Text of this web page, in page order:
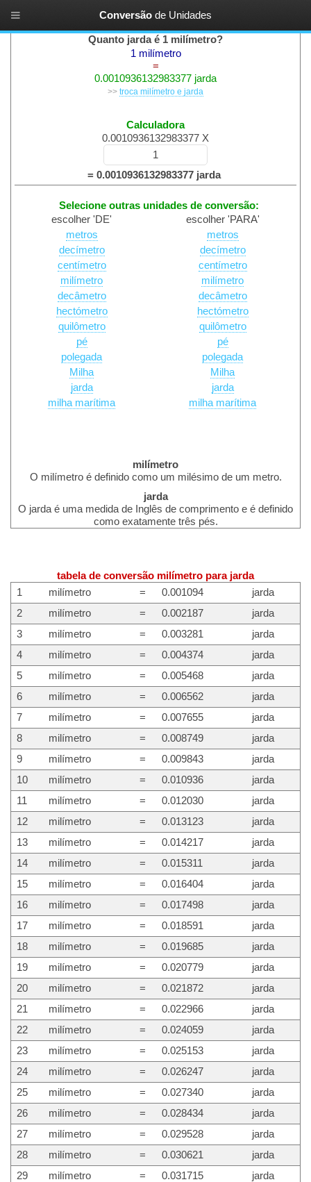
Quanto jarda é 1 milímetro?
1 milímetro
=
0.0010936132983377 jarda
>> troca milímetro e jarda
Calculadora
0.0010936132983377 X
= 0.0010936132983377 jarda
Selecione outras unidades de conversão:
escolher 'DE'
escolher 'PARA'
metros
decímetro
centímetro
milímetro
decâmetro
hectómetro
quilômetro
pé
polegada
Milha
jarda
milha marítima
metros
decímetro
centímetro
milímetro
decâmetro
hectómetro
quilômetro
pé
polegada
Milha
jarda
milha marítima
milímetro
O milímetro é definido como um milésimo de um metro.
jarda
O jarda é uma medida de Inglês de comprimento e é definido
como exatamente três pés.
tabela de conversão milímetro para jarda
1
milímetro = 0.001094
jarda
2
milímetro = 0.002187
jarda
3
milímetro = 0.003281
jarda
4
milímetro = 0.004374
jarda
5
milímetro = 0.005468
jarda
6
milímetro = 0.006562
jarda
7
milímetro = 0.007655
jarda
8
milímetro = 0.008749
jarda
9
milímetro = 0.009843
jarda
10
milímetro = 0.010936
jarda
11
milímetro = 0.012030
jarda
12
milímetro = 0.013123
jarda
13
milímetro = 0.014217
jarda
14
milímetro = 0.015311
jarda
15
milímetro = 0.016404
jarda
16
milímetro = 0.017498
jarda
17
milímetro = 0.018591
jarda
18
milímetro = 0.019685
jarda
19
milímetro = 0.020779
jarda
20
milímetro = 0.021872
jarda
21
milímetro = 0.022966
jarda
22
milímetro = 0.024059
jarda
23
milímetro = 0.025153
jarda
24
milímetro = 0.026247
jarda
25
milímetro = 0.027340
jarda
26
milímetro = 0.028434
jarda
27
milímetro = 0.029528
jarda
28
milímetro = 0.030621
jarda
29
milímetro = 0.031715
jarda
Conversão de Unidades